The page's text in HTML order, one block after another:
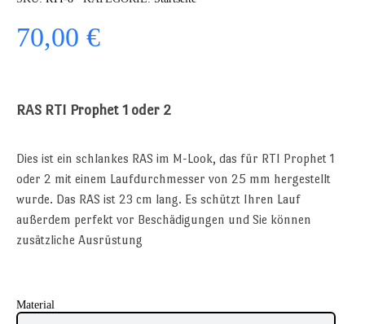
70,00 €
RAS RTI Prophet 1 oder 2
Dies ist ein schlankes RAS im M-Look, das für RTI Prophet 1
oder 2 mit einem Laufdurchmesser von 25 mm hergestellt
wurde. Das RAS ist 23 cm lang. Es schützt Ihren Lauf
außerdem perfekt vor Beschädigungen und Sie können
zusätzliche Ausrüstung
Material